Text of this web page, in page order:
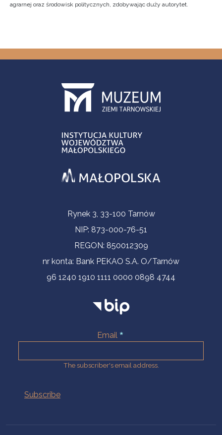
agrarnej oraz środowisk politycznych, zdobywając duży autorytet.
Contact InformationRynek 3, 33-100 Tarnów
NIP: 873-000-76-51
REGON: 850012309
nr konta: Bank PEKAO S.A. O/Tarnów
96 1240 1910 1111 0000 0898 4744
Email
The subscriber's email address.